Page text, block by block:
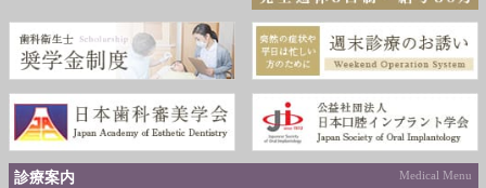
診療案内 Medical Menu